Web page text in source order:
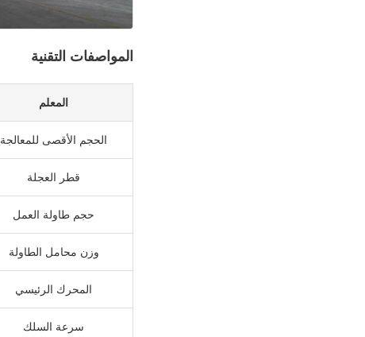
المواصفات التقنية
المعلم
الحجم الأقصى للمعالجة
قطر العجلة
حجم طاولة العمل
وزن محامل الطاولة
المحرك الرئيسي
سرعة السلك